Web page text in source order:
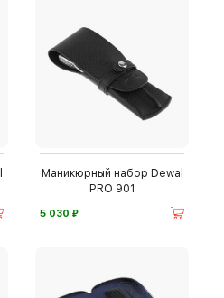
Маникюрный набор Dewal
PRO 901
5 030 ⃏